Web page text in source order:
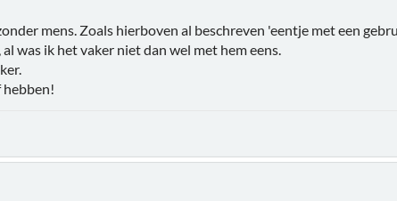
mens. Zoals hierboven al beschreven 'eentje met een
was ik het vaker niet dan wel met hem eens.
hebben!